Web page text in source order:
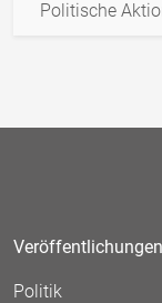
Politische
Veröffentlichungen
Politik